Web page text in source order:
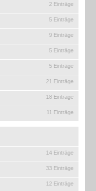
2 Einträge
5 Einträge
9 Einträge
5 Einträge
5 Einträge
21 Einträge
18 Einträge
11 Einträge
14 Einträge
33 Einträge
12 Einträge